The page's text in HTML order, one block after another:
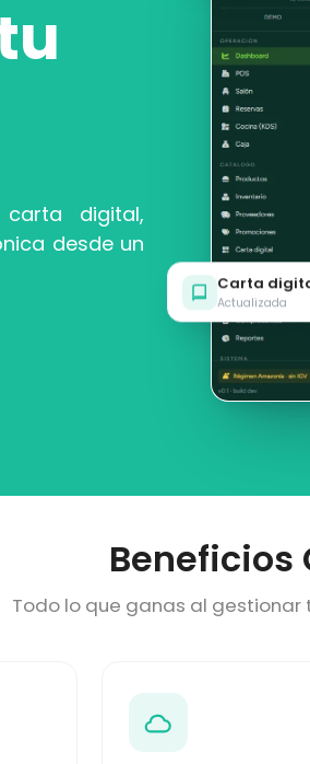
carta digital,
desde un
Carta
Actualizada
Beneficios
Todo lo que ganas al gestionar